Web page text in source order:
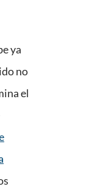
ya
no
el